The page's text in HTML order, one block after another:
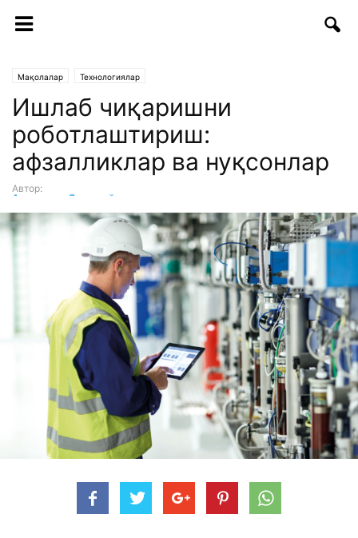
Мақолалар Технологиялар
Ишлаб чиқаришни
роботлаштириш:
афзалликлар ва нуқсонлар
Автор:
Аҳтамзода Деҳнавий